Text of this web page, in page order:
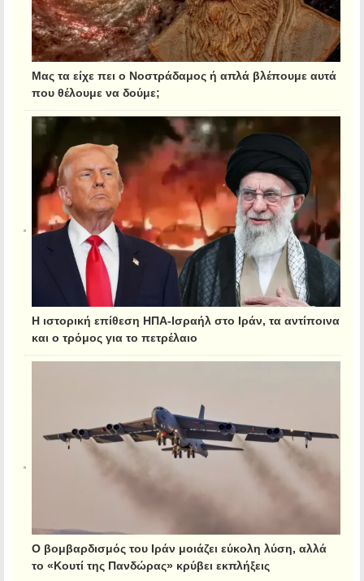
Μας τα είχε πει ο Νοστράδαμος ή απλά βλέπουμε αυτά
που θέλουμε να δούμε;
Η ιστορική επίθεση ΗΠΑ-Ισραήλ στο Ιράν, τα αντίποινα
και ο τρόμος για το πετρέλαιο
Ο βομβαρδισμός του Ιράν μοιάζει εύκολη λύση, αλλά
το «Κουτί της Πανδώρας» κρύβει εκπλήξεις